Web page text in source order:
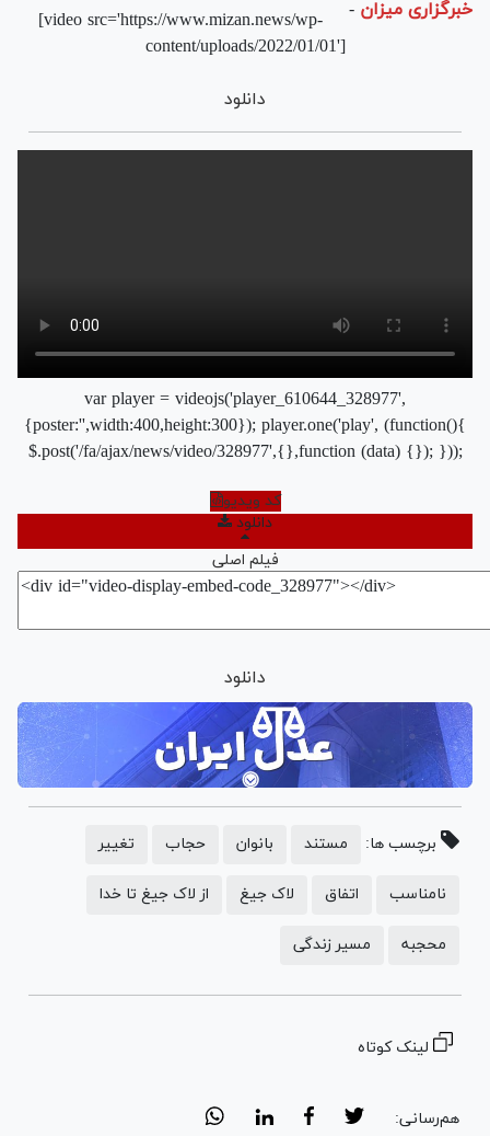
خبرگزاری میزان -
[video src='https://www.mizan.news/wp-
content/uploads/2022/01/01']
دانلود
var player = videojs('player_610644_328977',
{poster:'',width:400,height:300}); player.one('play', (function(){
$.post('/fa/ajax/news/video/328977',{},function (data) {}); }));
کد ویدیو
دانلود
فیلم اصلی
دانلود
برچسب ها: مستند بانوان حجاب تغییر
نامناسب اتفاق لاک جیغ از لاک جیغ تا خدا
محجبه مسیر زندگی
لینک کوتاه
هم‌رسانی: